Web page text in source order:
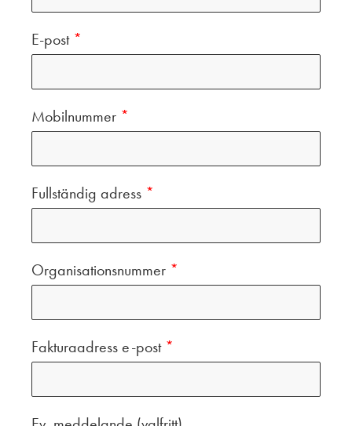
E-post *
Mobilnummer *
Fullständig adress *
Organisationsnummer *
Fakturaadress e-post *